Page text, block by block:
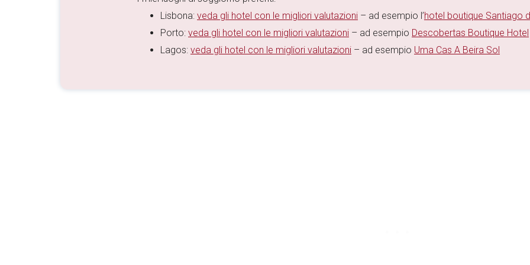
Lisbona: veda gli hotel con le migliori valutazioni – ad esempio l’hotel boutique Santiago
Porto: veda gli hotel con le migliori valutazioni – ad esempio Descobertas Boutique Hotel
Lagos: veda gli hotel con le migliori valutazioni – ad esempio Uma Cas A Beira Sol